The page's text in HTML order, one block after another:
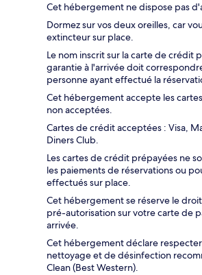
Cet hébergement ne dispose pas
Dormez sur vos deux oreilles, car
extincteur sur place.
Le nom inscrit sur la carte de crédit
garantie à l'arrivée doit
personne ayant effectué la
Cet hébergement accepte les
non acceptées.
Cartes de crédit acceptées : Visa,
Diners Club.
Les cartes de crédit prépayées ne
les paiements de réservations ou
effectués sur place.
Cet hébergement se réserve le
pré-autorisation sur votre carte de
arrivée.
Cet hébergement déclare
nettoyage et de désinfection
Clean (Best Western).